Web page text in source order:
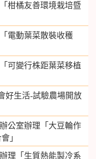
柑橘友善環境栽培暨
電動葉菜散裝收穫
可變行株距葉菜移植
好生活-試驗農場開放
公室辦理「大豆輪作
」
理「生質熱能製冷系